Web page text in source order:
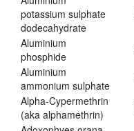
potassium sulphate
dodecahydrate
Aluminium
phosphide
Aluminium
ammonium sulphate
Alpha-Cypermethrin
(aka alphamethrin)